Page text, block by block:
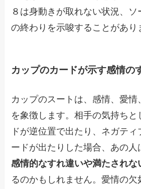
８は身動きが取れない状況、
の終わりを示唆することがあり
カップのカードが示す感情の
カップのスートは、感情、愛
を象徴します。相手の気持ちと
ドが逆位置で出たり、ネガテ
ードが出たりした場合、あの人
感情的なすれ違いや満たされな
るのかもしれません。愛情の欠